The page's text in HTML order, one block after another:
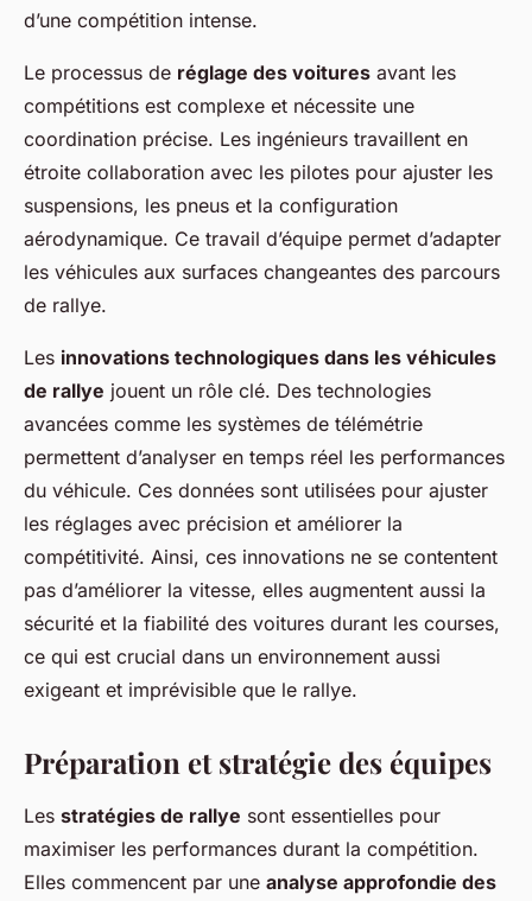
d’une compétition intense.
Le processus de réglage des voitures avant les
compétitions est complexe et nécessite une
coordination précise. Les ingénieurs travaillent en
étroite collaboration avec les pilotes pour ajuster les
suspensions, les pneus et la configuration
aérodynamique. Ce travail d’équipe permet d’adapter
les véhicules aux surfaces changeantes des parcours
de rallye.
Les innovations technologiques dans les véhicules
de rallye jouent un rôle clé. Des technologies
avancées comme les systèmes de télémétrie
permettent d’analyser en temps réel les performances
du véhicule. Ces données sont utilisées pour ajuster
les réglages avec précision et améliorer la
compétitivité. Ainsi, ces innovations ne se contentent
pas d’améliorer la vitesse, elles augmentent aussi la
sécurité et la fiabilité des voitures durant les courses,
ce qui est crucial dans un environnement aussi
exigeant et imprévisible que le rallye.
Préparation et stratégie des équipes
Les stratégies de rallye sont essentielles pour
maximiser les performances durant la compétition.
Elles commencent par une analyse approfondie des